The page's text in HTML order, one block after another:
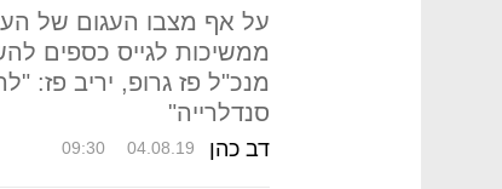
על אף מצבו העגום של
ממשיכות לגייס כספים
מנכ"ל פז גרופ, יריב פז:
סנדלרייה"
דב כהן 09:30 04.08.19